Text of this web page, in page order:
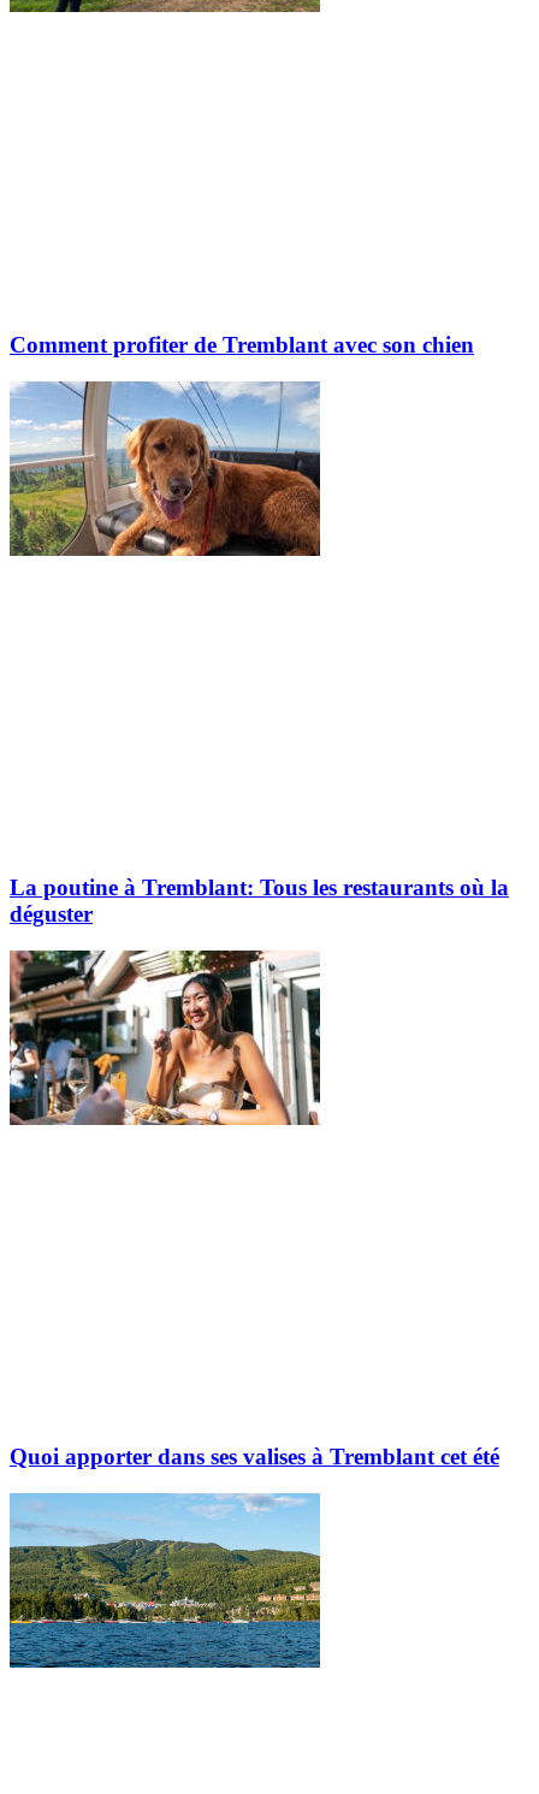
Comment profiter de Tremblant avec son chien
La poutine à Tremblant: Tous les restaurants où la
déguster
Quoi apporter dans ses valises à Tremblant cet été